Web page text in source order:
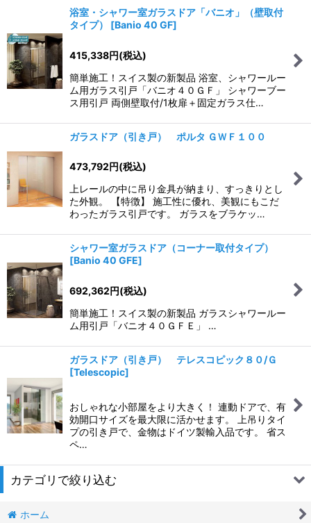
浴室・シャワー室ガラスドア「バニオ」（壁取付
タイプ）
[Banio 40 GF]
415,338円(税込)
簡単施工！スイス製の新製品 浴室、シャワールー
ム用ガラス引戸「バニオ４０ＧＦ」 シャワーブー
ス用引戸 両側壁取付/1枚扉＋固定ガラス仕…
ガラスドア（引き戸） ポルタ ＧＷＦ１００
473,792円(税込)
上レールの中に吊り金具が納まり、すっきりとし
た外観。 【特徴】 施工性に優れ、美観にもこだ
わったガラス引戸です。 ガラスをブラケッ…
シャワー室ガラスドア（コーナー取付タイプ）
[Banio 40 GFE]
692,362円(税込)
簡単施工！スイス製の新製品 ガラスシャワールー
ム用引戸「バニオ４０ＧＦＥ」 …
ガラスドア（引き戸） テレスコピック８０/Ｇ
[Telescopic]
おしゃれな小部屋をより大きく！ 連動ドアで、有
効開口サイズを最大限に活かせます。 上吊りタイ
プの引き戸で、金物はドイツ製輸入品です。 省ス
ペ…
カテゴリで絞り込む
ガラスドア（フレームレス）
ホーム